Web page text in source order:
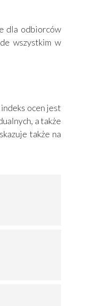
dla odbiorców
wszystkim w
ocen jest
a także
także na